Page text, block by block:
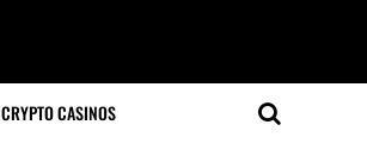
CRYPTO CASINOS